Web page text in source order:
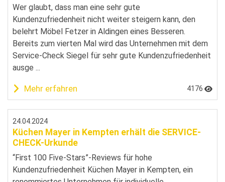
Wer glaubt, dass man eine sehr gute
Kundenzufriedenheit nicht weiter steigern kann, den
belehrt Möbel Fetzer in Aldingen eines Besseren.
Bereits zum vierten Mal wird das Unternehmen mit dem
Service-Check Siegel für sehr gute Kundenzufriedenheit
ausge ...
Mehr erfahren 4176
24.04.2024
Küchen Mayer in Kempten erhält die SERVICE-
CHECK-Urkunde
“First 100 Five-Stars”-Reviews für hohe
Kundenzufriedenheit Küchen Mayer in Kempten, ein